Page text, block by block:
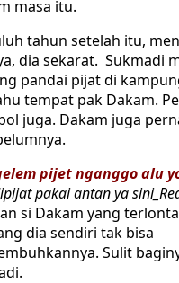
masa itu.
tahun setelah itu,
dia sekarat. Sukmadi
pandai pijat di
tempat pak Dakam.
juga. Dakam juga
pijet nganggo alu
pakai antan ya
si Dakam yang
dia sendiri tak bisa
Sulit